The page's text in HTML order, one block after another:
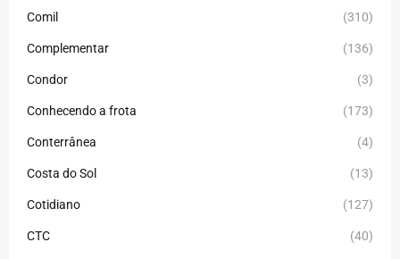
Comil (310)
Complementar (136)
Condor (3)
Conhecendo a frota (173)
Conterrânea (4)
Costa do Sol (13)
Cotidiano (127)
CTC (40)